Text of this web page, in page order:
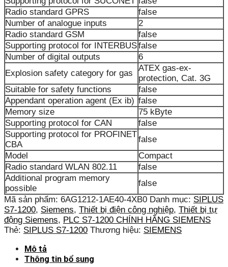
Radio standard GPRS
false
Number of analogue inputs
2
Radio standard GSM
false
Supporting protocol for INTERBUSfalse
Number of digital outputs
6
Explosion safety category for gas
ATEX gas-ex-
protection, Cat. 3G
Suitable for safety functions
false
Appendant operation agent (Ex ib) false
Memory size
75 kByte
Supporting protocol for CAN
false
Supporting protocol for PROFINET
CBA
false
Model
Compact
Radio standard WLAN 802.11
false
Additional program memory
possible
false
Mã sản phẩm: 6AG1212-1AE40-4XB0 Danh mục: SIPLUS
S7-1200, Siemens, Thiết bị điện công nghiệp, Thiết bị tự
động Siemens, PLC S7-1200 CHÍNH HÃNG SIEMENS
Thẻ: SIPLUS S7-1200 Thương hiệu: SIEMENS
Mô tả
Thông tin bổ sung